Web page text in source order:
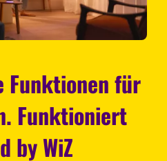
Funktionen für
Funktioniert
by WiZ